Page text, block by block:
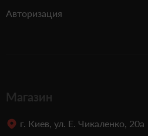
Авторизация
Магазин
г. Киев, ул. Е. Чикаленко, 20а